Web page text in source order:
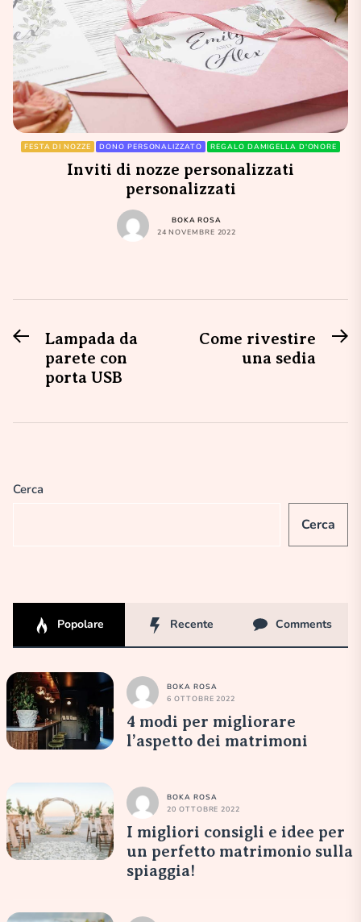
FESTA DI NOZZE DONO PERSONALIZZATO REGALO DAMIGELLA D'ONORE
Inviti di nozze personalizzati
personalizzati
BOKA ROSA
24 NOVEMBRE 2022
Navigazione
articoli
PreviousLampada da
parete con
porta USB
Come rivestire
una sedia
Cerca
Cerca
Popolare Recente Comments
BOKA ROSA
6 OTTOBRE 2022
4 modi per migliorare
l’aspetto dei matrimoni
BOKA ROSA
20 OTTOBRE 2022
I migliori consigli e idee per
un perfetto matrimonio sulla
spiaggia!